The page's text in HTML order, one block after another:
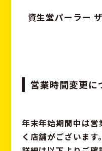
資生堂パーラー
営業時間変更に
年末年始期間中は
く店舗がございます。